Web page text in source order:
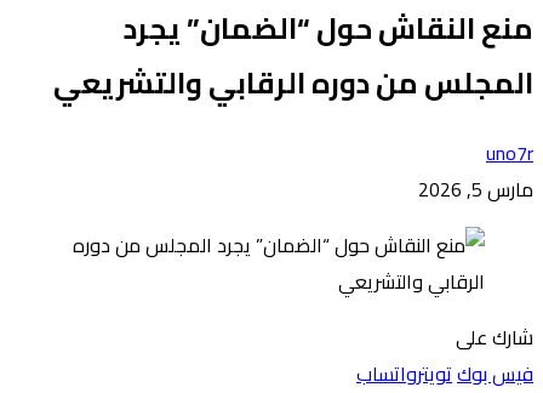
منع النقاش حول “الضمان” يجرد
المجلس من دوره الرقابي والتشريعي
uno7r
مارس 5, 2026
شارك على
فيس بوكتويترواتساب